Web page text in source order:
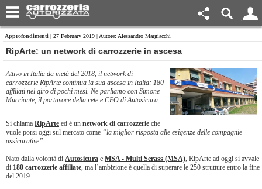
Approfondimenti | 27 February 2019 | Autore: Alessandro Margiacchi
RipArte: un network di carrozzerie in ascesa
Attivo in Italia da metà del 2018, il network di
carrozzerie RipArte continua la sua ascesa in Italia: 180
affiliati nel giro di pochi mesi. Ne parliamo con Simone
Mucciante, il portavoce della rete e CEO di Autosicura.
Si chiama RipArte ed è un network di carrozzerie che
vuole porsi oggi sul mercato come “la miglior risposta alle esigenze delle compagnie
assicurative”.
Nato dalla volontà di Autosicura e MSA - Multi Serass (MSA), RipArte ad oggi si avvale
di 180 carrozzerie affiliate, ma l’ambizione è quella di superare le 250 strutture entro la fine
del 2019.